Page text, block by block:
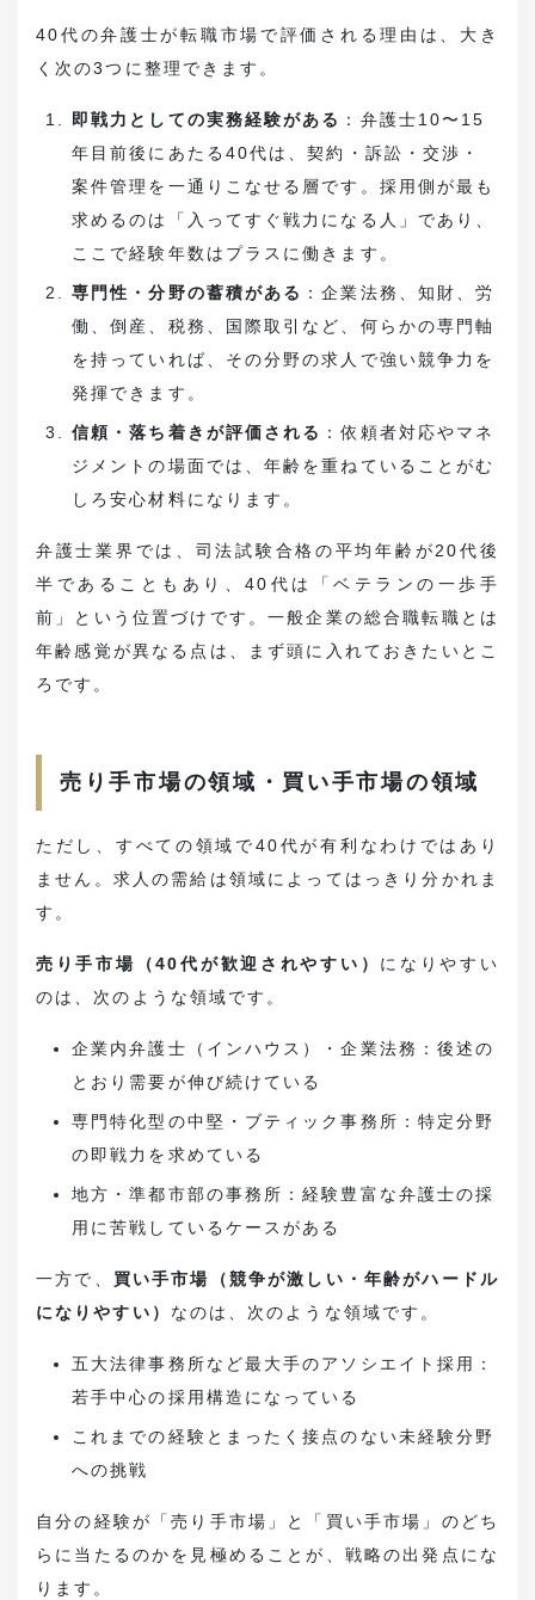
40代の弁護士が転職市場で評価される理由は、大き
く次の3つに整理できます。
即戦力としての実務経験がある ：弁護士10〜15
年目前後にあたる40代は、契約・訴訟・交渉・
案件管理を一通りこなせる層です。採用側が最も
求めるのは「入ってすぐ戦力になる人」であり、
ここで経験年数はプラスに働きます。
専門性・分野の蓄積がある ：企業法務、知財、労
働、倒産、税務、国際取引など、何らかの専門軸
を持っていれば、その分野の求人で強い競争力を
発揮できます。
信頼・落ち着きが評価される ：依頼者対応やマネ
ジメントの場面では、年齢を重ねていることがむ
しろ安心材料になります。
弁護士業界では、司法試験合格の平均年齢が20代後
半であることもあり、40代は「ベテランの一歩手
前」という位置づけです。一般企業の総合職転職とは
年齢感覚が異なる点は、まず頭に入れておきたいとこ
ろです。
売り手市場の領域・買い手市場の領域
ただし、すべての領域で40代が有利なわけではあり
ません。求人の需給は領域によってはっきり分かれま
す。
売り手市場（40代が歓迎されやすい） になりやすい
のは、次のような領域です。
企業内弁護士（インハウス）・企業法務：後述の
とおり需要が伸び続けている
専門特化型の中堅・ブティック事務所：特定分野
の即戦力を求めている
地方・準都市部の事務所：経験豊富な弁護士の採
用に苦戦しているケースがある
一方で、 買い手市場（競争が激しい・年齢がハードル
になりやすい） なのは、次のような領域です。
五大法律事務所など最大手のアソシエイト採用：
若手中心の採用構造になっている
これまでの経験とまったく接点のない未経験分野
への挑戦
自分の経験が「売り手市場」と「買い手市場」のどち
らに当たるのかを見極めることが、戦略の出発点にな
ります。